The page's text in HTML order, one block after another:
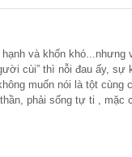
và khốn khó...nhưng
cùi” thì nỗi đau ấy, sự
muốn nói là tột cùng
phải sống tự ti , mặc